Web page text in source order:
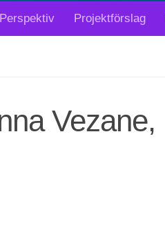
Perspektiv Projektförslag
Vezane,